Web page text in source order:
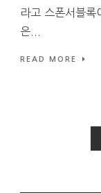
라고 스폰서블록
은...
READ MORE